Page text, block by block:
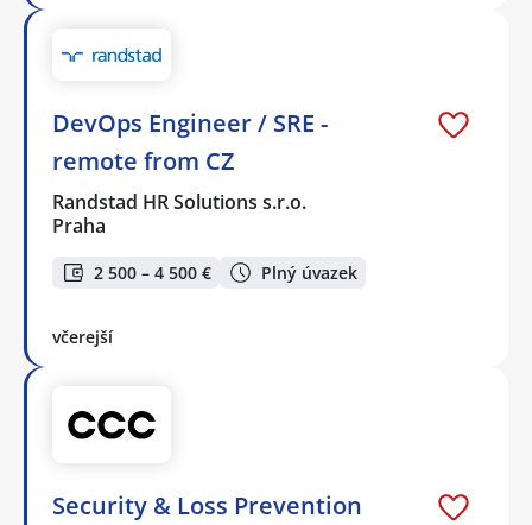
DevOps Engineer / SRE -
remote from CZ
Randstad HR Solutions s.r.o.
Praha
2 500 – 4 500 € Plný úvazek
včerejší
Security & Loss Prevention